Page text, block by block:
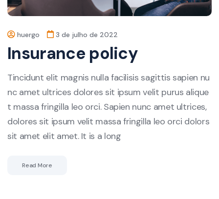
huergo 3 de julho de 2022
Insurance policy
Tincidunt elit magnis nulla facilisis sagittis sapien nu
nc amet ultrices dolores sit ipsum velit purus alique
t massa fringilla leo orci. Sapien nunc amet ultrices,
dolores sit ipsum velit massa fringilla leo orci dolors
sit amet elit amet. It is a long
Read More